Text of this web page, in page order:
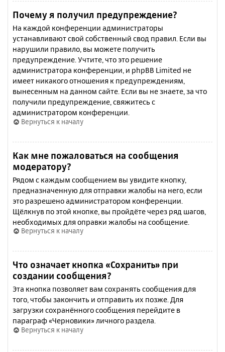
Почему я получил предупреждение?
На каждой конференции администраторы
устанавливают свой собственный свод правил. Если вы
нарушили правило, вы можете получить
предупреждение. Учтите, что это решение
администратора конференции, и phpBB Limited не
имеет никакого отношения к предупреждениям,
вынесенным на данном сайте. Если вы не знаете, за что
получили предупреждение, свяжитесь с
администратором конференции.
Вернуться к началу
Как мне пожаловаться на сообщения
модератору?
Рядом с каждым сообщением вы увидите кнопку,
предназначенную для отправки жалобы на него, если
это разрешено администратором конференции.
Щёлкнув по этой кнопке, вы пройдёте через ряд шагов,
необходимых для оправки жалобы на сообщение.
Вернуться к началу
Что означает кнопка «Сохранить» при
создании сообщения?
Эта кнопка позволяет вам сохранять сообщения для
того, чтобы закончить и отправить их позже. Для
загрузки сохранённого сообщения перейдите в
параграф «Черновики» личного раздела.
Вернуться к началу